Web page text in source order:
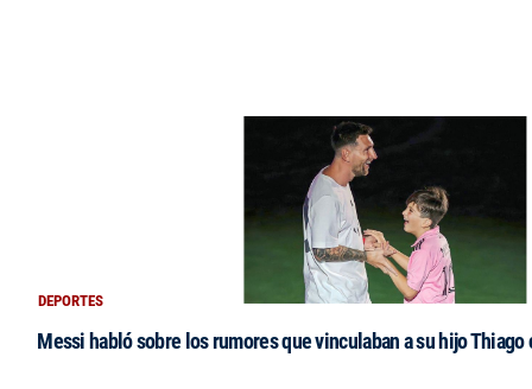
DEPORTES
Messi habló sobre los rumores que vinculaban a su hijo Thiago